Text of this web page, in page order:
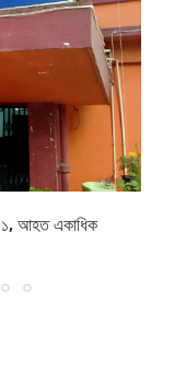
১, আহত একাধিক